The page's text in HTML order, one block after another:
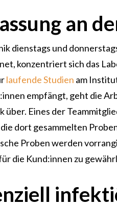
an
dienstags und
konzentriert sich das
laufende Studien am
empfängt, geht die
über. Eines der
die dort gesammelten
Proben werden
die Kund:innen zu